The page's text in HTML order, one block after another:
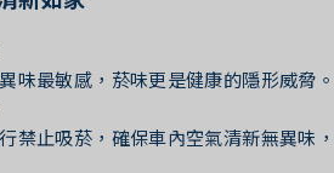
-
味最敏感，菸味更是健康的隱形威脅
禁止吸菸，確保車內空氣清新無異味